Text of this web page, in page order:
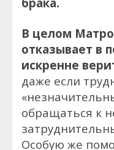
В целом
отказывает в
искренне
даже если
обращаться к
Особую же